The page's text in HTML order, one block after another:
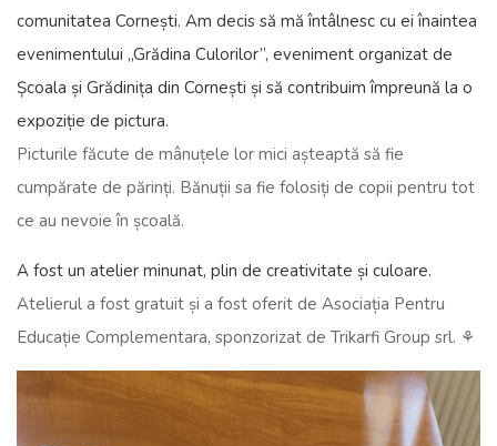
comunitatea Cornești. Am decis să mă întâlnesc cu ei înaintea
evenimentului „Grădina Culorilor”, eveniment organizat de
Școala și Grădinița din Cornești și să contribuim împreună la o
expoziție de pictura.
Picturile făcute de mânuțele lor mici așteaptă să fie
cumpărate de părinți. Bănuții sa fie folosiți de copii pentru tot
ce au nevoie în școală.
A fost un atelier minunat, plin de creativitate și culoare.
Atelierul a fost gratuit și a fost oferit de Asociația Pentru
Educație Complementara, sponzorizat de Trikarfi Group srl. ⚘️